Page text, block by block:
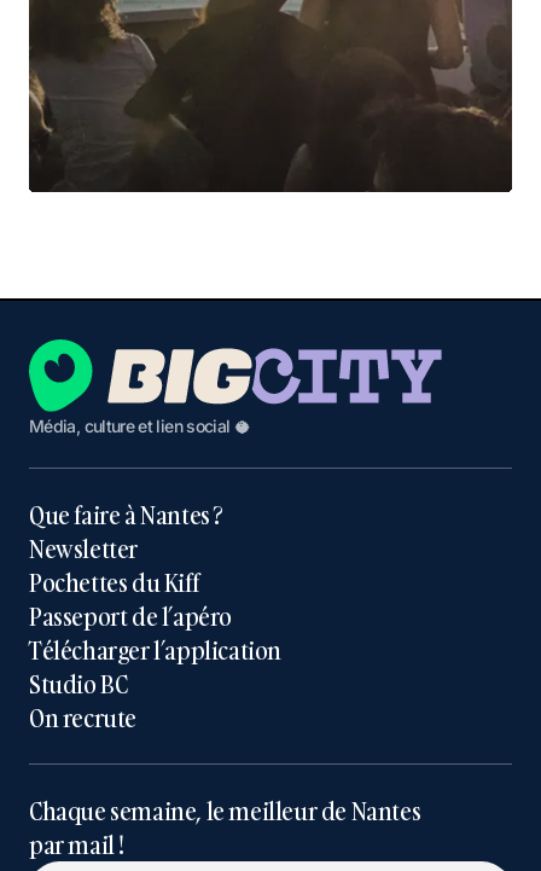
Média, culture et lien social 🥥
Que faire à Nantes ?
Newsletter
Pochettes du Kiff
Passeport de l’apéro
Télécharger l’application
Studio BC
On recrute
Chaque semaine, le meilleur de Nantes
par mail !